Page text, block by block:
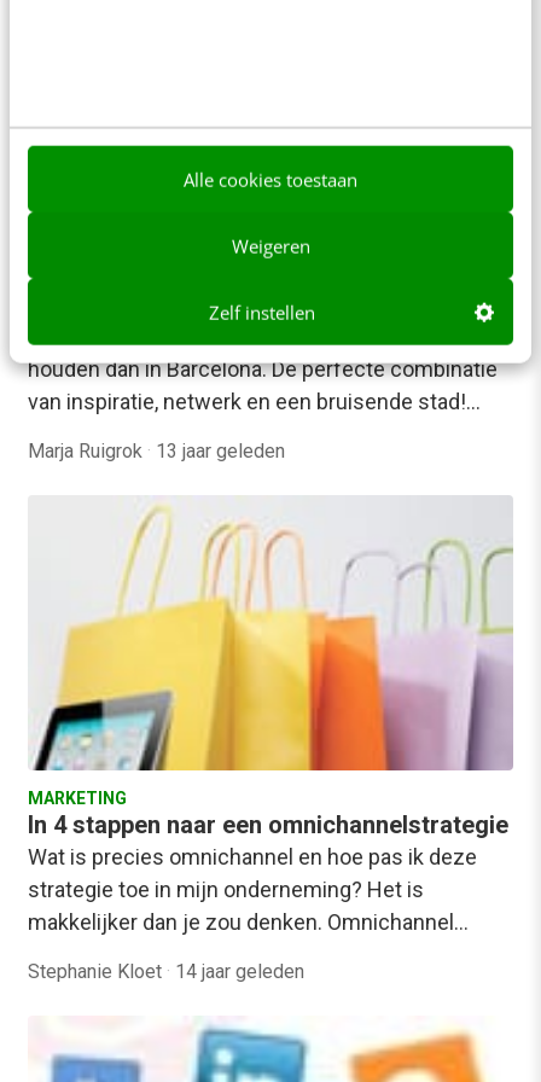
Alle cookies toestaan
Weigeren
Zelf instellen
E-commerce in Europa: 3D-printen,
lichaamsherkenning en clicks & bricks
Er zijn slechtere plekken om een summit te
houden dan in Barcelona. De perfecte combinatie
van inspiratie, netwerk en een bruisende stad!…
Marja Ruigrok · 13 jaar geleden
MARKETING
In 4 stappen naar een omnichannelstrategie
Wat is precies omnichannel en hoe pas ik deze
strategie toe in mijn onderneming? Het is
makkelijker dan je zou denken. Omnichannel…
Stephanie Kloet · 14 jaar geleden